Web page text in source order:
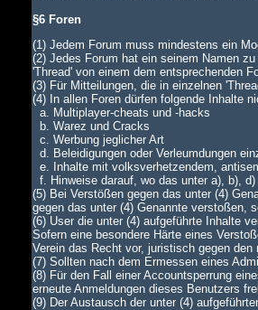
§6 Foren
(1) Jedem Forum muss mindestens ein
(2) Jedes Forum hat ein seinem Namen
'Thread' von einem dem entsprechenden
(3) Für Mitteilungen, die in einzelnen
(4) In allen Foren dürfen folgende Inhalte
a. Multiplayer-cheats und -hacks
b. Warez und Cracks
c. Werbung jeglicher Art
d. Beleidigungen oder Verleumdungen
e. Inhalte mit volksverhetzendem,
f. Hinweise darauf, wo das unter a), b),
(5) Bei Verstößen gegen das unter (4)
gegen das unter (4) Genannte verstoßen,
(6) User die unter (4) aufgeführte Inhalte
Sofern eine besondere Härte eines
Verein das Recht vor, juristisch gegen den
(7) Sollten nach dem Ermessen eines
(8) Für den Fall einer Accountsperrung
erneute Anmeldungen dieses Benutzers
(9) Der Austausch der unter (4)